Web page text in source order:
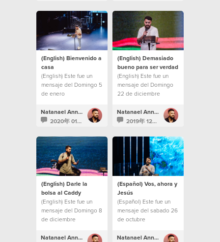
(English) Bienvenido a
casa
(English) Este fue un
mensaje del Domingo 5
de enero
Natanael Annacondia
2020年 01月 5日
(English) Demasiado
bueno para ser verdad
(English) Este fue un
mensaje del Domingo
22 de diciembre
Natanael Annacondia
2019年 12月 22日
(English) Darle la
bolsa al Caddy
(English) Este fue un
mensaje del Domingo 8
de diciembre
Natanael Annacondia
(Español) Vos, ahora y
Jesús
(Español) Este fue un
mensaje del sabado 26
de octubre
Natanael Annacondia